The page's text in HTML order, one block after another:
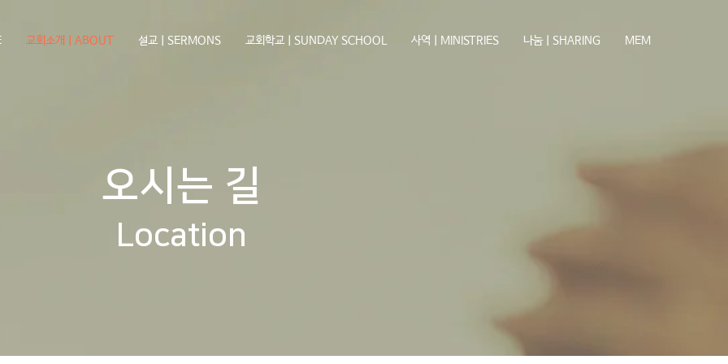
교회소개ㅣABOUT 설교ㅣSERMONS 교회학교ㅣSUNDAY SCHOOL 사역ㅣMINISTRIES 나눔ㅣSHARING MEM
오시는 길
Location